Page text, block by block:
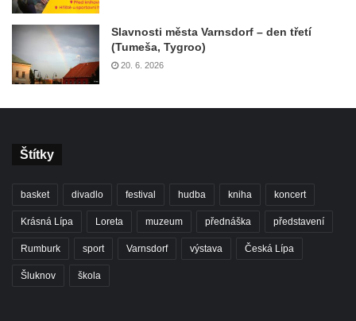
Slavnosti města Varnsdorf – den třetí
(Tumeša, Tygroo)
20. 6. 2026
Štítky
basket divadlo festival hudba kniha koncert
Krásná Lípa Loreta muzeum přednáška představení
Rumburk sport Varnsdorf výstava Česká Lípa
Šluknov škola